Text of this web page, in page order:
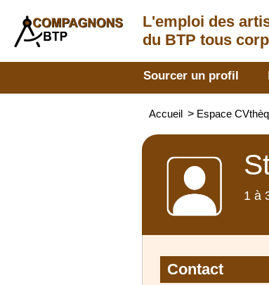
L'emploi des
du BTP tous
Sourcer un profil
Accueil > Espace
1 à
Contact